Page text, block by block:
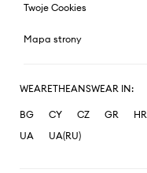
Twoje Cookies
Mapa strony
WEARETHEANSWEAR IN:
BG CY CZ GR HR
UA
UA(RU)